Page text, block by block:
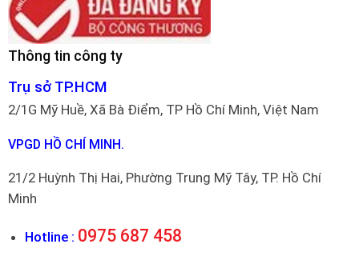
Thông tin công ty
Trụ sở TP.HCM
2/1G Mỹ Huề, Xã Bà Điểm, TP Hồ Chí Minh, Việt Nam
VPGD HỒ CHÍ MINH.
21/2 Huỳnh Thị Hai, Phường Trung Mỹ Tây, TP. Hồ Chí
Minh
Hotline : 0975 687 458